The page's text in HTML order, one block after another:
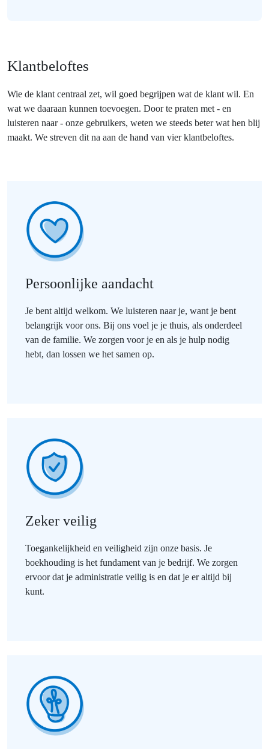
Klantbeloftes
Wie de klant centraal zet, wil goed begrijpen wat de klant wil. En
wat we daaraan kunnen toevoegen. Door te praten met - en
luisteren naar - onze gebruikers, weten we steeds beter wat hen blij
maakt. We streven dit na aan de hand van vier klantbeloftes.
Persoonlijke aandacht
Je bent altijd welkom. We luisteren naar je, want je bent
belangrijk voor ons. Bij ons voel je je thuis, als onderdeel
van de familie. We zorgen voor je en als je hulp nodig
hebt, dan lossen we het samen op.
Zeker veilig
Toegankelijkheid en veiligheid zijn onze basis. Je
boekhouding is het fundament van je bedrijf. We zorgen
ervoor dat je administratie veilig is en dat je er altijd bij
kunt.